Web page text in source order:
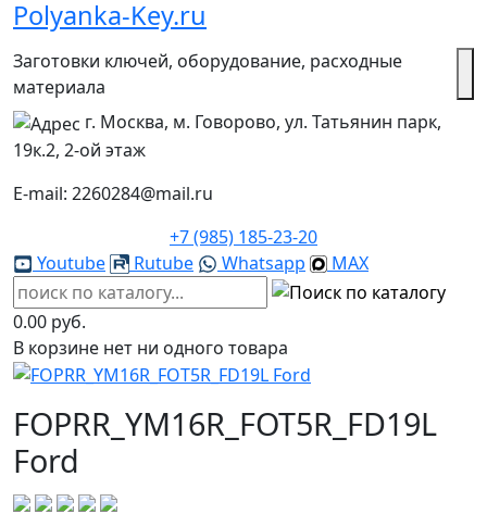
Polyanka-Key.ru
Заготовки ключей, оборудование, расходные
материала
г. Москва, м. Говорово, ул. Татьянин парк,
19к.2, 2-ой этаж
E-mail: 2260284@mail.ru
+7 (985) 185-23-20
Youtube
Rutube Whatsapp MAX
0.00 руб.
В корзине нет ни одного товара
FOPRR_YM16R_FOT5R_FD19L
Ford